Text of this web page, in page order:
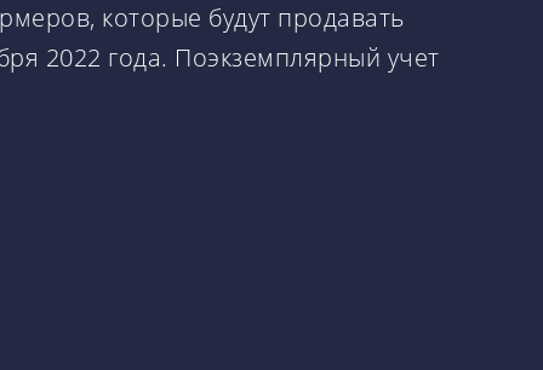
которые будут продавать
2022 года. Поэкземплярный учет